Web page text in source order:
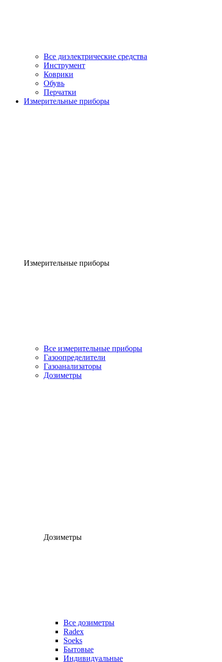
Все диэлектрические средства
Инструмент
Коврики
Обувь
Перчатки
Измерительные приборы
Измерительные приборы
Все измерительные приборы
Газоопределители
Газоанализаторы
Дозиметры
Дозиметры
Все дозиметры
Radex
Soeks
Бытовые
Индивидуальные